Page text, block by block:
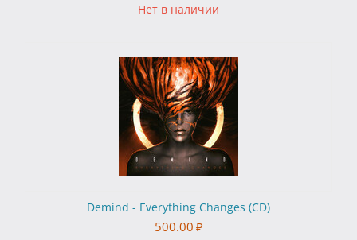
Нет в наличии
Demind - Everything Changes (CD)
500.00 ₽